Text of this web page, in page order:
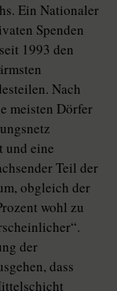
Ein Nationaler
Spenden
1993 den
Nach
meisten Dörfer
und eine
Teil der
obgleich der
wohl zu
der
dass